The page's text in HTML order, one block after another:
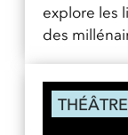
explore les
des
THÉÂTRE